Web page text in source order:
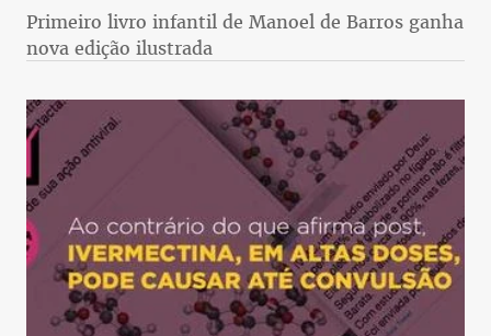
Primeiro livro infantil de Manoel de Barros ganha
nova edição ilustrada